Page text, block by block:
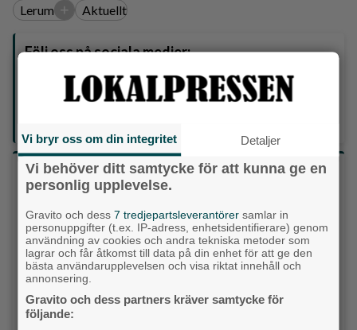
Lerum + Aktuellt
Följ oss på sociala medier:
Din enda lokaltidning som kommer på papper och är helt
Vilket parti skulle du rösta på om det var val
idag?
Socialdemokraterna
Moderaterna
Vänsterpartiet
Vi bryr oss om din integritet Detaljer
Vi behöver ditt samtycke för att kunna ge en
personlig upplevelse.
Gravito och dess7 tredjepartsleverantörer samlar in
personuppgifter (t.ex. IP-adress, enhetsidentifierare) genom
användning av cookies och andra tekniska metoder som
lagrar och får åtkomst till data på din enhet för att ge den
bästa användarupplevelsen och visa riktat innehåll och
annonsering.
Gravito och dess partners kräver samtycke för
följande: